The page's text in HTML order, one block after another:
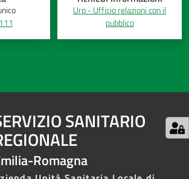
Urp - Ufficio relazioni con il
pubblico
SANITARIO
Romagna